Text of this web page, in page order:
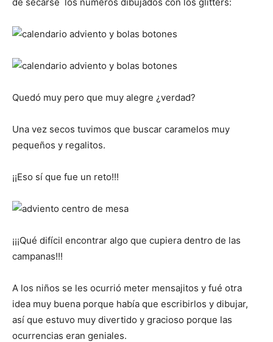
Quedó muy pero que muy alegre ¿verdad?
Una vez secos tuvimos que buscar caramelos muy
pequeños y regalitos.
¡¡Eso sí que fue un reto!!!
¡¡¡Qué difícil encontrar algo que cupiera dentro de las
campanas!!!
A los niños se les ocurrió meter mensajitos y fué otra
idea muy buena porque había que escribirlos y dibujar,
así que estuvo muy divertido y gracioso porque las
ocurrencias eran geniales.